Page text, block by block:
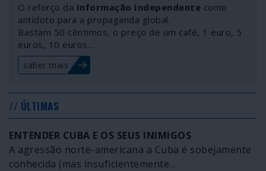
O reforço da Informação Independente como
antídoto para a propaganda global.
Bastam 50 cêntimos, o preço de um café, 1 euro, 5
euros, 10 euros…
saber mais
// ÚLTIMAS
ENTENDER CUBA E OS SEUS INIMIGOS
A agressão norte-americana a Cuba é sobejamente
conhecida (mas insuficientemente...